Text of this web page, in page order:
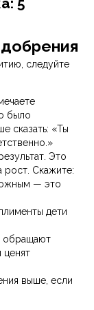
следуйте
было
сказать: «Ты
Это
рост. Скажите:
— это
дети
обращают
ценят
выше, если